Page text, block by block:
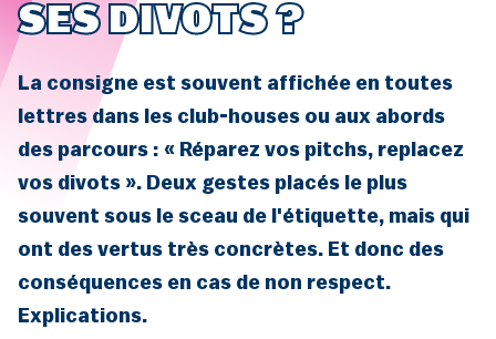
SES DIVOTS ?
La consigne est souvent affichée en toutes
lettres dans les club-houses ou aux abords
des parcours : « Réparez vos pitchs, replacez
vos divots ». Deux gestes placés le plus
souvent sous le sceau de l'étiquette, mais qui
ont des vertus très concrètes. Et donc des
conséquences en cas de non respect.
Explications.